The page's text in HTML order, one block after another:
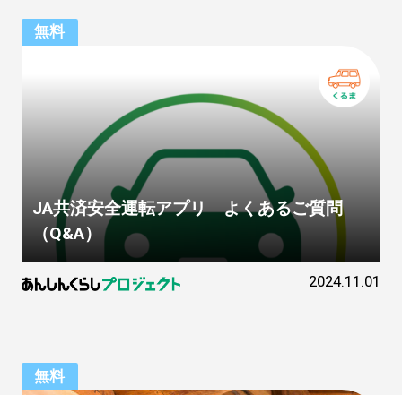
無料
JA共済安全運転アプリ よくあるご質問
（Q&A）
2024.11.01
無料